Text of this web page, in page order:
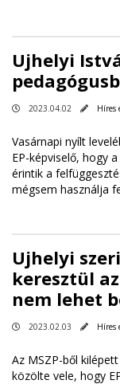
Ujhelyi
2023.04.02 Híres
Vasárnapi nyílt
EP-képviselő, hogy
érintik a
mégsem használja
Ujhelyi
keresztül
nem lehet
2023.02.03 Híres
Az MSZP-ből
közölte vele, hogy